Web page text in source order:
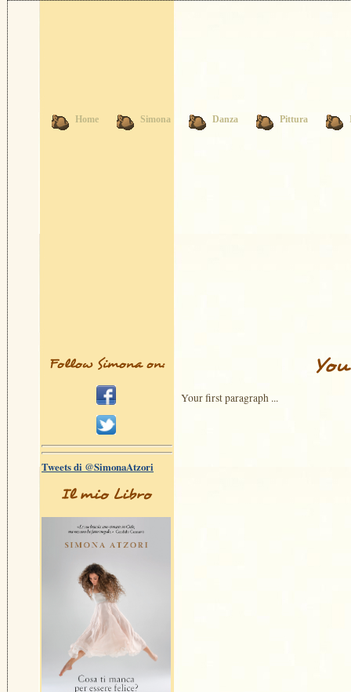
Home Simona Danza Pittura
Your first paragraph ...
Follow Simona on:
Tweets di @SimonaAtzori
Il mio Libro